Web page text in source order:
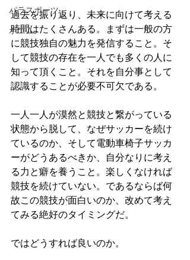
パラスポーツ
ポエム
過去を振り返り、未来に向けて考える
時間はたくさんある。まずは一般の方
に競技独自の魅力を発信すること。そ
して競技の存在を一人でも多くの人に
知って頂くこと。それを自分事として
認識することが必要不可欠である。
一人一人が漠然と競技と繋がっている
状態から脱して、なぜサッカーを続け
ているのか、そして電動車椅子サッカ
ーがどうあるべきか、自分なりに考え
る力と癖を養うこと。楽しくなければ
競技を続けていない。であるならば何
故この競技が面白いのか、改めて考え
てみる絶好のタイミングだ。
ではどうすれば良いのか。